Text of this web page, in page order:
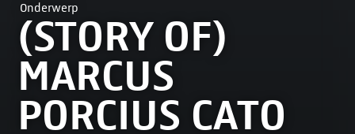
Onderwerp
(STORY OF)
MARCUS
PORCIUS CATO